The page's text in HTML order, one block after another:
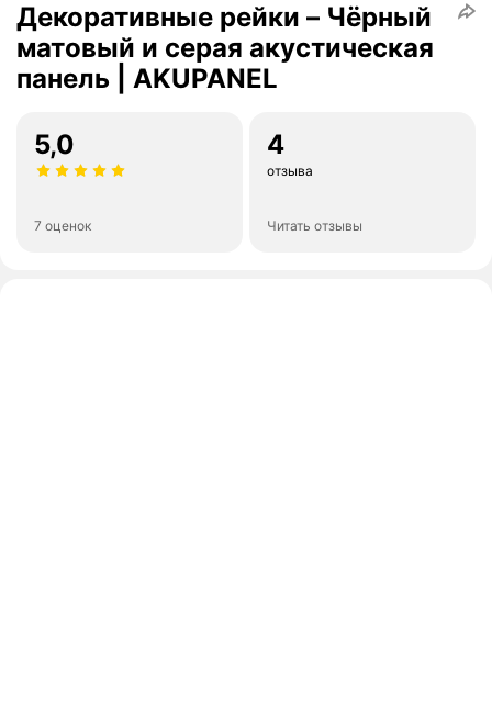
Декоративные рейки – Чёрный
матовый и серая акустическая
панель | AKUPANEL
5,0
7 оценок
4
отзыва
Читать отзывы